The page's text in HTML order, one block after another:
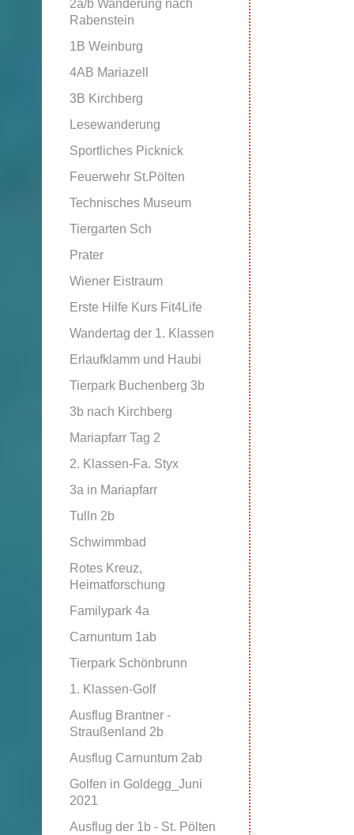
2a/b Wanderung nach
Rabenstein
1B Weinburg
4AB Mariazell
3B Kirchberg
Lesewanderung
Sportliches Picknick
Feuerwehr St.Pölten
Technisches Museum
Tiergarten Sch
Prater
Wiener Eistraum
Erste Hilfe Kurs Fit4Life
Wandertag der 1. Klassen
Erlaufklamm und Haubi
Tierpark Buchenberg 3b
3b nach Kirchberg
Mariapfarr Tag 2
2. Klassen-Fa. Styx
3a in Mariapfarr
Tulln 2b
Schwimmbad
Rotes Kreuz,
Heimatforschung
Familypark 4a
Carnuntum 1ab
Tierpark Schönbrunn
1. Klassen-Golf
Ausflug Brantner -
Straußenland 2b
Ausflug Carnuntum 2ab
Golfen in Goldegg_Juni
2021
Ausflug der 1b - St. Pölten